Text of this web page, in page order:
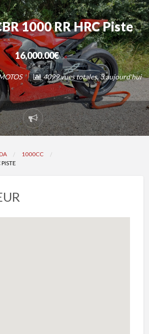
1000 RR HRC Piste
16,000.00€
4099 vues totales, 3 aujourd'hui
Signaler
un
problème
1000CC